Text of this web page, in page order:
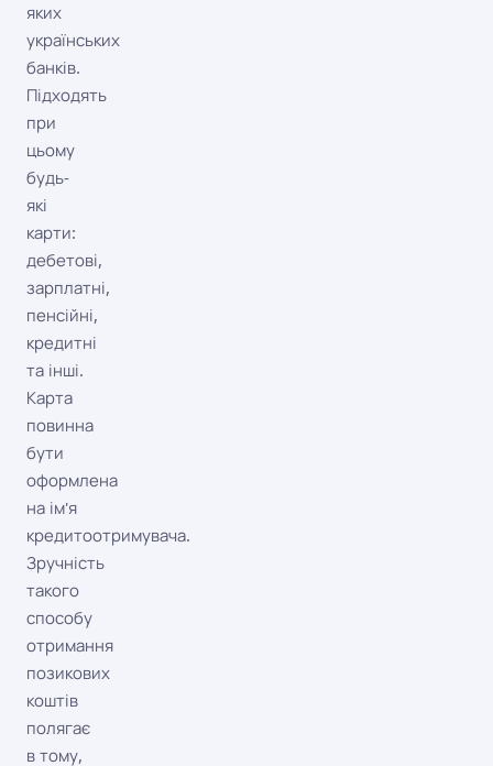
яких
українських
банків.
Підходять
при
цьому
будь-
які
карти:
дебетові,
зарплатні,
пенсійні,
кредитні
та інші.
Карта
повинна
бути
оформлена
на ім'я
кредитоотримувача.
Зручність
такого
способу
отримання
позикових
коштів
полягає
в тому,